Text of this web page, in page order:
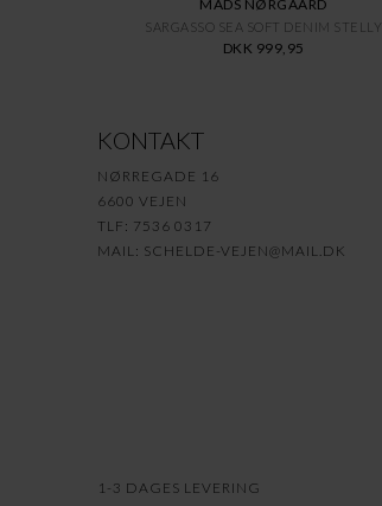
MADS NØRGAARD
SARGASSO SEA SOFT DENIM STELLY
DKK 999,95
KONTAKT
NØRREGADE 16
6600 VEJEN
TLF: 7536 0317
MAIL: SCHELDE-VEJEN@MAIL.DK
1-3 DAGES LEVERING